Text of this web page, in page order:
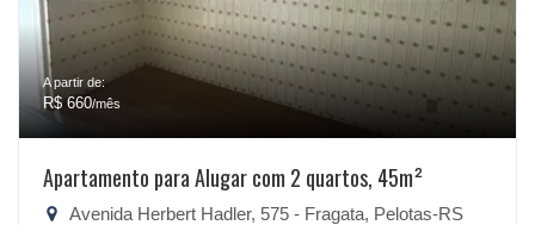
A partir de:
R$ 660/mês
Apartamento para Alugar com 2 quartos, 45m²
Avenida Herbert Hadler, 575 - Fragata, Pelotas-RS